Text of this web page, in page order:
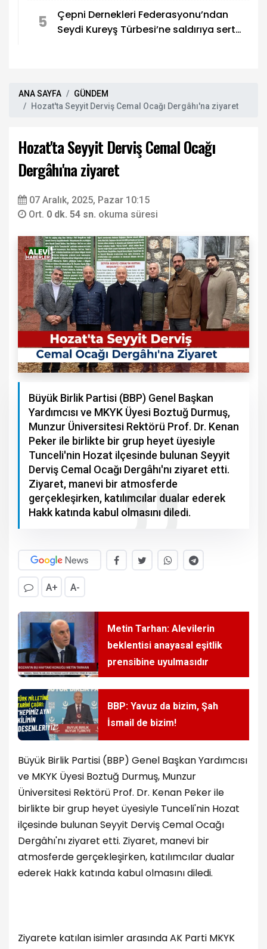
5
Çepni Dernekleri Federasyonu’ndan
Seydi Kureyş Türbesi’ne saldırıya sert
ANA SAYFA
GÜNDEM
Hozat'ta Seyyit Derviş Cemal Ocağı Dergâhı'na ziyaret
Hozat'ta Seyyit Derviş Cemal Ocağı
Dergâhı'na ziyaret
07 Aralık, 2025, Pazar 10:15
Ort. 0 dk. 54 sn. okuma süresi
Büyük Birlik Partisi (BBP) Genel Başkan
Yardımcısı ve MKYK Üyesi Boztuğ Durmuş,
Munzur Üniversitesi Rektörü Prof. Dr. Kenan
Peker ile birlikte bir grup heyet üyesiyle
Tunceli'nin Hozat ilçesinde bulunan Seyyit
Derviş Cemal Ocağı Dergâhı'nı ziyaret etti.
Ziyaret, manevi bir atmosferde
gerçekleşirken, katılımcılar dualar ederek
Hakk katında kabul olmasını diledi.
A+ A-
Metin Tarhan: Alevilerin
beklentisi anayasal eşitlik
prensibine uyulmasıdır
BBP: Yavuz da bizim, Şah
İsmail de bizim!
Büyük Birlik Partisi (BBP) Genel Başkan Yardımcısı
ve MKYK Üyesi Boztuğ Durmuş, Munzur
Üniversitesi Rektörü Prof. Dr. Kenan Peker ile
birlikte bir grup heyet üyesiyle Tunceli'nin Hozat
ilçesinde bulunan Seyyit Derviş Cemal Ocağı
Dergâhı'nı ziyaret etti. Ziyaret, manevi bir
atmosferde gerçekleşirken, katılımcılar dualar
ederek Hakk katında kabul olmasını diledi.
Ziyarete katılan isimler arasında AK Parti MKYK